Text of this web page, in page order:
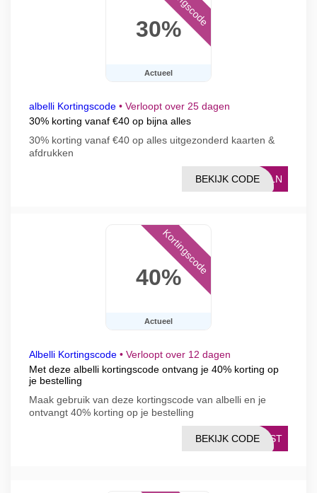
30%
Actueel
albelli Kortingscode • Verloopt over 25 dagen
30% korting vanaf €40 op bijna alles
30% korting vanaf €40 op alles uitgezonderd kaarten &
afdrukken
RNLN
BEKIJK CODE
40%
Actueel
Kortingscode
Albelli Kortingscode • Verloopt over 12 dagen
Met deze albelli kortingscode ontvang je 40% korting op
je bestelling
Maak gebruik van deze kortingscode van albelli en je
ontvangt 40% korting op je bestelling
RFST
BEKIJK CODE